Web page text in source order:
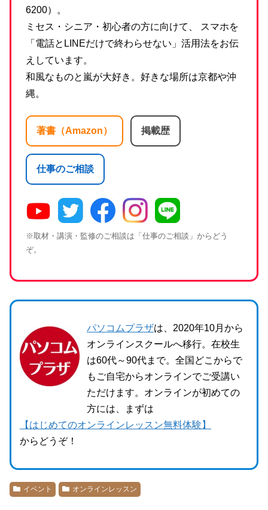
6200）。
ミセス・シニア・初心者の方に向けて、 スマホを
「電話とLINEだけで終わらせない」活用法をお伝
えしています。
和風なものと嵐が大好き。好きな場所は京都や沖
縄。
著書（Amazon） 掲載歴
仕事のご相談
※取材・講演・監修のご相談は「仕事のご相談」からどう
ぞ。
パソコムプラザは、2020年10月から
オンラインスクールへ移行。在校生
は60代～90代まで。全国どこからで
もご自宅からオンラインでご受講い
ただけます。オンラインが初めての
方には、まずは
【はじめてのオンラインレッスン無料体験】
からどうぞ！
イベント オンラインレッスン